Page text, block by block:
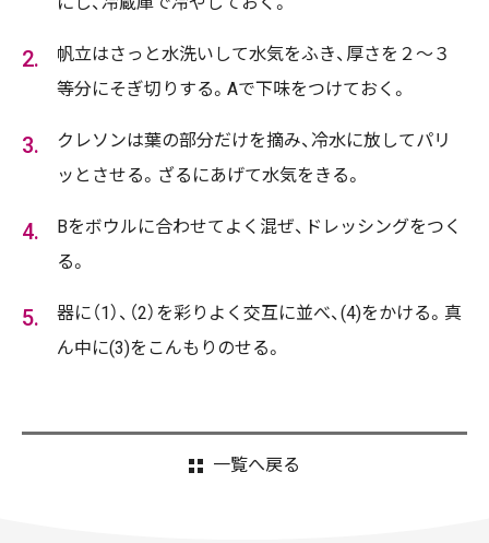
帆立はさっと水洗いして水気をふき、厚さを２～３
等分にそぎ切りする。Aで下味をつけておく。
クレソンは葉の部分だけを摘み、冷水に放してパリ
ッとさせる。ざるにあげて水気をきる。
Bをボウルに合わせてよく混ぜ、ドレッシングをつく
る。
器に（1）、（2）を彩りよく交互に並べ、(4)をかける。真
ん中に(3)をこんもりのせる。
一覧へ戻る